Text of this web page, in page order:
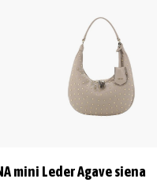
mini Leder Agave siena